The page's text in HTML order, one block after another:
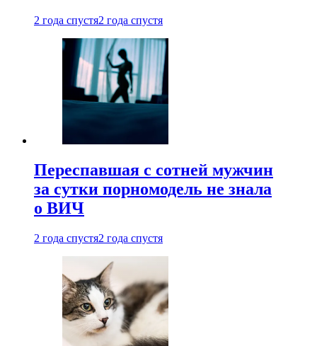
2 года спустя2 года спустя
Переспавшая с сотней мужчин
за сутки порномодель не знала
о ВИЧ
2 года спустя2 года спустя